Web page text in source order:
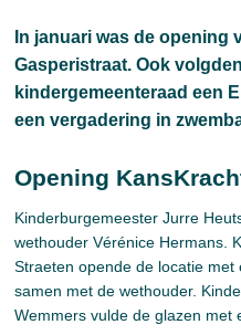
In januari was de opening
Gasperistraat. Ook
kindergemeenteraad een
een vergadering in
Opening
Kinderburgemeester Jurre
wethouder Vérénice Hermans.
Straeten opende de locatie
samen met de wethouder.
Wemmers vulde de glazen met